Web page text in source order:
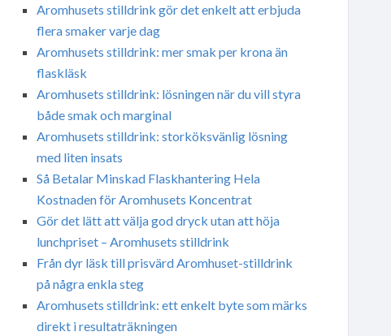
Aromhusets stilldrink gör det enkelt att erbjuda
flera smaker varje dag
Aromhusets stilldrink: mer smak per krona än
flaskläsk
Aromhusets stilldrink: lösningen när du vill styra
både smak och marginal
Aromhusets stilldrink: storköksvänlig lösning
med liten insats
Så Betalar Minskad Flaskhantering Hela
Kostnaden för Aromhusets Koncentrat
Gör det lätt att välja god dryck utan att höja
lunchpriset – Aromhusets stilldrink
Från dyr läsk till prisvärd Aromhuset-stilldrink
på några enkla steg
Aromhusets stilldrink: ett enkelt byte som märks
direkt i resultaträkningen